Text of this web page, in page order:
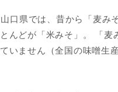
口県では、昔から「麦み
んどが「米みそ」。 「麦
いません（全国の味噌生